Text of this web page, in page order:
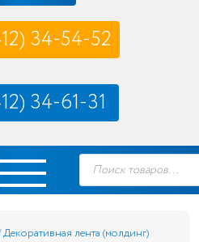
34-54-52
34-61-31
купить по выгодной цене в Пензе
Поиск
товаров
Декоративная лента (молдинг)